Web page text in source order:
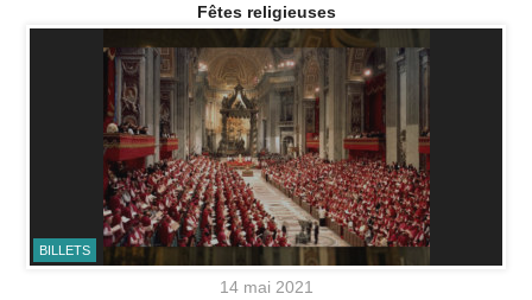
Fêtes religieuses
BILLETS
14 mai 2021